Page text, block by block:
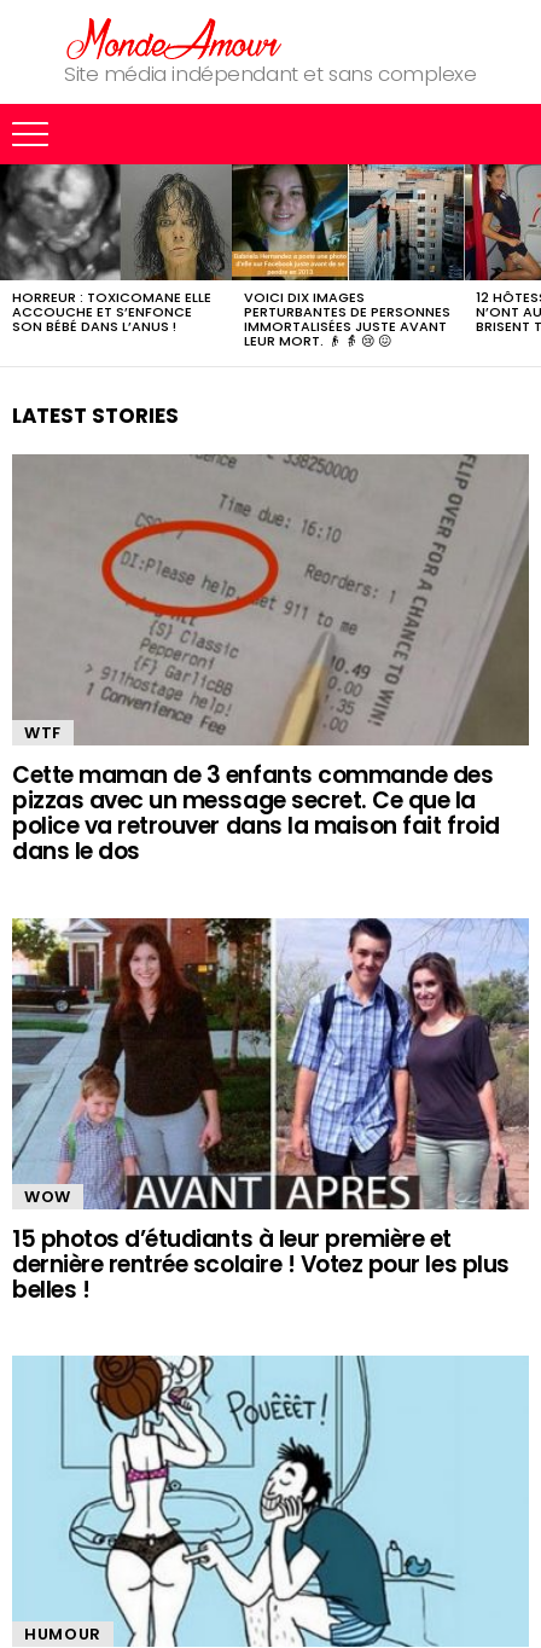
Site média indépendant et sans complexe
MOST
SHARED
STORIES
HORREUR : TOXICOMANE ELLE
ACCOUCHE ET S’ENFONCE
SON BÉBÉ DANS L’ANUS !
VOICI DIX IMAGES
PERTURBANTES DE PERSONNES
IMMORTALISÉES JUSTE AVANT
LEUR MORT. 👴 👵 😢 😖
12
N’ONT
BRISENT
LATEST STORIES
WTF
Cette maman de 3 enfants commande des
pizzas avec un message secret. Ce que la
police va retrouver dans la maison fait froid
dans le dos
WOW
15 photos d’étudiants à leur première et
dernière rentrée scolaire ! Votez pour les plus
belles !
HUMOUR